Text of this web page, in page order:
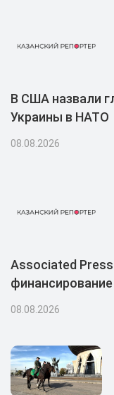
В США назвали
Украины в НАТО
08.08.2026
Associated
08.08.2026